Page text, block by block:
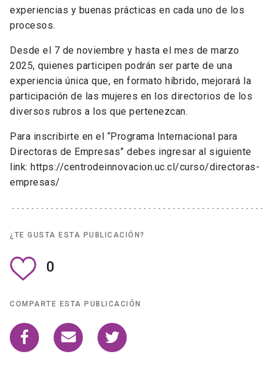
experiencias y buenas prácticas en cada uno de los
procesos.
Desde el 7 de noviembre y hasta el mes de marzo
2025, quienes participen podrán ser parte de una
experiencia única que, en formato híbrido, mejorará la
participación de las mujeres en los directorios de los
diversos rubros a los que pertenezcan.
Para inscribirte en el “Programa Internacional para
Directoras de Empresas” debes ingresar al siguiente
link: https://centrodeinnovacion.uc.cl/curso/directoras-
empresas/
¿TE GUSTA ESTA PUBLICACIÓN?
0
COMPARTE ESTA PUBLICACIÓN